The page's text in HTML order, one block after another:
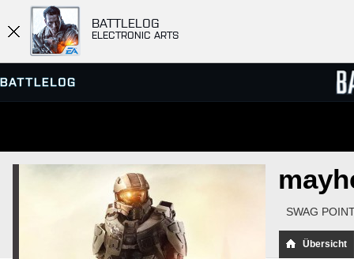
BATTLELOG
ELECTRONIC ARTS
SERVER-BROWSER
SWAG
Übersicht